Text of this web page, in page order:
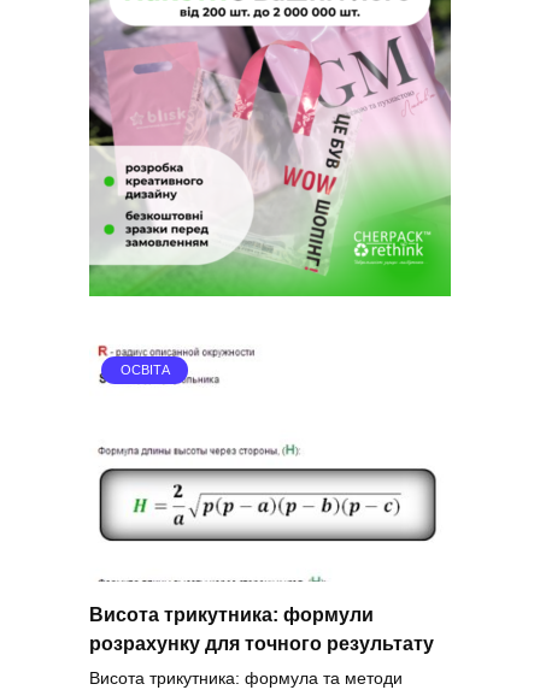
ОСВІТА
Висота трикутника: формули
розрахунку для точного результату
Висота трикутника: формула та методи